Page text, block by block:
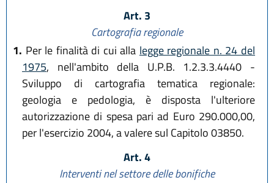
Art. 3
Cartografia regionale
1. Per le finalità di cui alla legge regionale n. 24 del
1975, nell'ambito della U.P.B. 1.2.3.3.4440 -
Sviluppo di cartografia tematica regionale:
geologia e pedologia, è disposta l'ulteriore
autorizzazione di spesa pari ad Euro 290.000,00,
per l'esercizio 2004, a valere sul Capitolo 03850.
Art. 4
Interventi nel settore delle bonifiche